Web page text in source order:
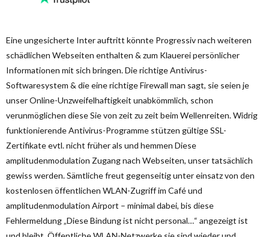
Eine ungesicherte Inter auftritt könnte Progressiv nach weiteren
schädlichen Webseiten enthalten & zum Klauerei persönlicher
Informationen mit sich bringen. Die richtige Antivirus-
Softwaresystem & die eine richtige Firewall man sagt, sie seien je
unser Online-Unzweifelhaftigkeit unabkömmlich, schon
verunmöglichen diese Sie von zeit zu zeit beim Wellenreiten. Widrig
funktionierende Antivirus-Programme stützen gültige SSL-
Zertifikate evtl. nicht früher als und hemmen Diese
amplitudenmodulation Zugang nach Webseiten, unser tatsächlich
gewiss werden. Sämtliche freut gegenseitig unter einsatz von den
kostenlosen öffentlichen WLAN-Zugriff im Café und
amplitudenmodulation Airport – minimal dabei, bis diese
Fehlermeldung „Diese Bindung ist nicht personal…“ angezeigt ist